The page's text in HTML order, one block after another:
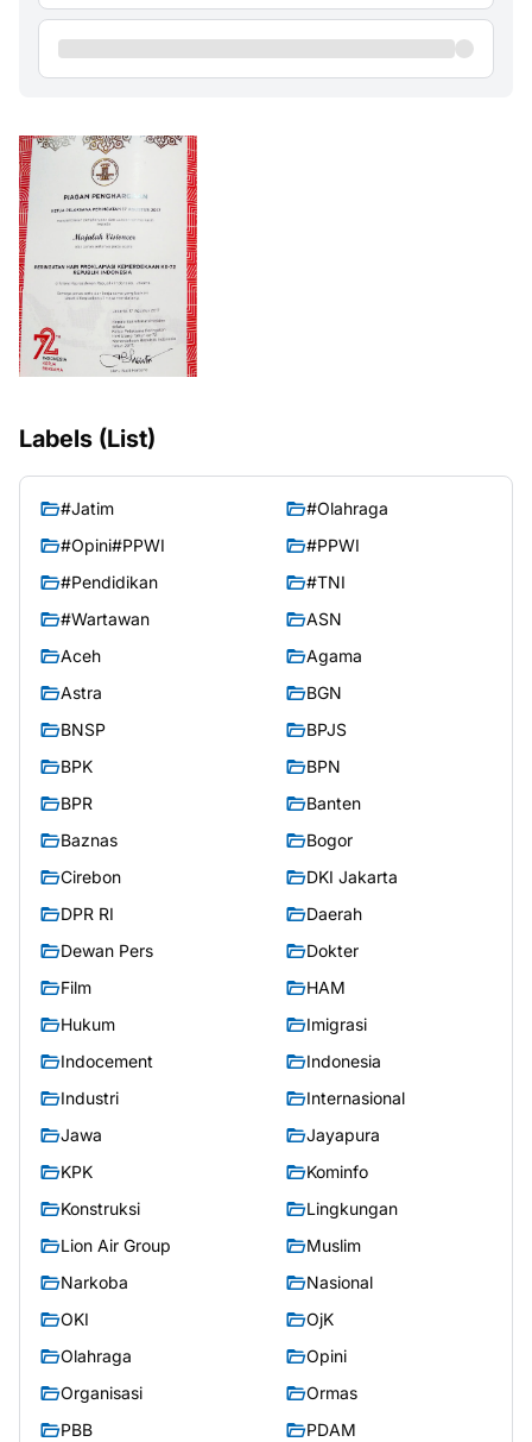
Labels (List)
#Jatim
#Olahraga
#Opini#PPWI
#PPWI
#Pendidikan
#TNI
#Wartawan
ASN
Aceh
Agama
Astra
BGN
BNSP
BPJS
BPK
BPN
BPR
Banten
Baznas
Bogor
Cirebon
DKI Jakarta
DPR RI
Daerah
Dewan Pers
Dokter
Film
HAM
Hukum
Imigrasi
Indocement
Indonesia
Industri
Internasional
Jawa
Jayapura
KPK
Kominfo
Konstruksi
Lingkungan
Lion Air Group
Muslim
Narkoba
Nasional
OKI
OjK
Olahraga
Opini
Organisasi
Ormas
PBB
PDAM